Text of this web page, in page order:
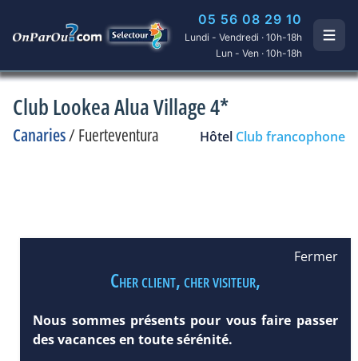
05 56 08 29 10
Lundi - Vendredi · 10h-18h
Lun - Ven · 10h-18h
Club Lookea Alua Village 4*
Canaries/Fuerteventura Hôtel Club francophone
Fermer
Cher client, cher visiteur,
Nous sommes présents pour vous faire passer
des vacances en toute sérénité.